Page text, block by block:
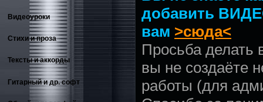
Видеоуроки
Стихи и проза
Тексты и аккорды
Гитарный и др. софт
добавить
вам >сюда<
Просьба делать
вы не создаёте
работы (для